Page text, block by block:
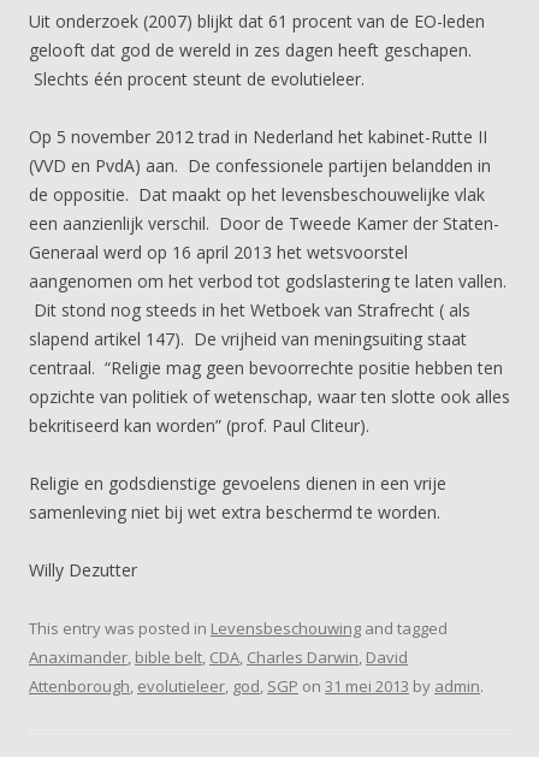
Uit onderzoek (2007) blijkt dat 61 procent van de EO-leden
gelooft dat god de wereld in zes dagen heeft geschapen.
Slechts één procent steunt de evolutieleer.
Op 5 november 2012 trad in Nederland het kabinet-Rutte II
(VVD en PvdA) aan. De confessionele partijen belandden in
de oppositie. Dat maakt op het levensbeschouwelijke vlak
een aanzienlijk verschil. Door de Tweede Kamer der Staten-
Generaal werd op 16 april 2013 het wetsvoorstel
aangenomen om het verbod tot godslastering te laten vallen.
Dit stond nog steeds in het Wetboek van Strafrecht ( als
slapend artikel 147). De vrijheid van meningsuiting staat
centraal. “Religie mag geen bevoorrechte positie hebben ten
opzichte van politiek of wetenschap, waar ten slotte ook alles
bekritiseerd kan worden” (prof. Paul Cliteur).
Religie en godsdienstige gevoelens dienen in een vrije
samenleving niet bij wet extra beschermd te worden.
Willy Dezutter
This entry was posted in Levensbeschouwing and tagged
Anaximander, bible belt, CDA, Charles Darwin, David
Attenborough, evolutieleer, god, SGP on 31 mei 2013 by admin.